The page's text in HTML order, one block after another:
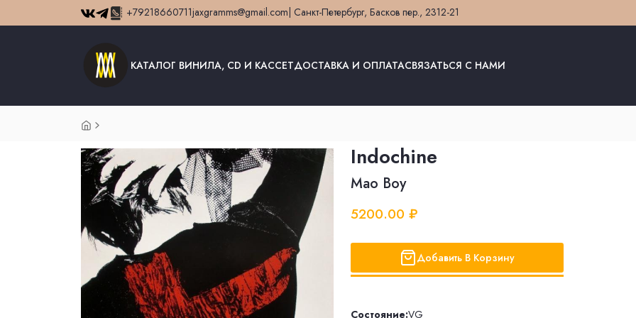
+79218660711jaxgramms@gmail.com | Санкт-Петербург, Басков пер., 2312-21
КАТАЛОГ ВИНИЛА, CD И КАССЕТДОСТАВКА И ОПЛАТАСВЯЗАТЬСЯ С НАМИ
Indochine
Mao Boy
5200.00 ₽
Добавить В Корзину
Состояние:VG